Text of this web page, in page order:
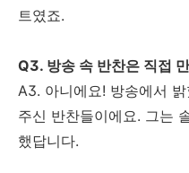
트였죠.
Q3. 방송 속 반찬은 직접
A3. 아니에요! 방송에서
주신 반찬들이에요. 그는
했답니다.